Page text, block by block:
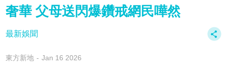
奢華 父母送閃爆鑽戒網民嘩然
最新娛聞
東方新地 Jan 16 2026